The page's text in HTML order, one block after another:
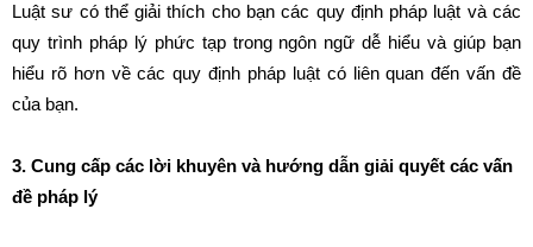
Luật sư có thể giải thích cho bạn các quy định pháp luật và các
quy trình pháp lý phức tạp trong ngôn ngữ dễ hiểu và giúp bạn
hiểu rõ hơn về các quy định pháp luật có liên quan đến vấn đề
của bạn.
3. Cung cấp các lời khuyên và hướng dẫn giải quyết các vấn
đề pháp lý